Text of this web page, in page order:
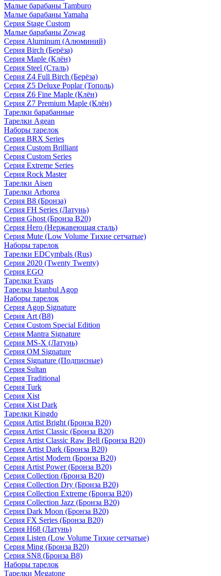
Малые барабаны Tamburo
Малые барабаны Yamaha
Серия Stage Custom
Малые барабаны Zowag
Серия Aluminum (Алюминий)
Серия Birch (Берёза)
Серия Maple (Клён)
Серия Steel (Сталь)
Серия Z4 Full Birch (Берёза)
Серия Z5 Deluxe Poplar (Тополь)
Серия Z6 Fine Maple (Клён)
Серия Z7 Premium Maple (Клён)
Тарелки барабанные
Тарелки Agean
Наборы тарелок
Серия BRX Series
Серия Custom Brilliant
Серия Custom Series
Серия Extreme Series
Серия Rock Master
Тарелки Aisen
Тарелки Arborea
Серия B8 (Бронза)
Серия FH Series (Латунь)
Серия Ghost (Бронза B20)
Серия Hero (Нержавеющая сталь)
Серия Mute (Low Volume Тихие сетчатые)
Наборы тарелок
Тарелки EDCymbals (Rus)
Серия 2020 (Twenty Twenty)
Серия EGO
Тарелки Evans
Тарелки Istanbul Agop
Наборы тарелок
Серия Agop Signature
Серия Art (B8)
Серия Custom Special Edition
Серия Mantra Signature
Серия MS-X (Латунь)
Серия OM Signature
Серия Signature (Подписные)
Серия Sultan
Серия Traditional
Серия Turk
Серия Xist
Серия Xist Dark
Тарелки Kingdo
Серия Artist Bright (Бронза B20)
Серия Artist Classic (Бронза B20)
Серия Artist Classic Raw Bell (Бронза B20)
Серия Artist Dark (Бронза B20)
Серия Artist Modern (Бронза B20)
Серия Artist Power (Бронза B20)
Серия Collection (Бронза B20)
Серия Collection Dry (Бронза B20)
Серия Collection Extreme (Бронза B20)
Серия Collection Jazz (Бронза B20)
Серия Dark Moon (Бронза B20)
Серия FX Series (Бронза B20)
Серия H68 (Латунь)
Серия Listen (Low Volume Тихие сетчатые)
Серия Ming (Бронза B20)
Серия SN8 (Бронза B8)
Наборы тарелок
Тарелки Megatone